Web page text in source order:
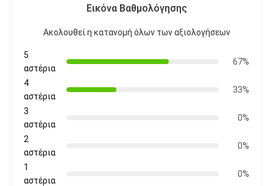
Επανατοποθετήσιμη κλειδαριά συνδυασμού
Εικόνα Βαθμολόγησης
Ακολουθεί η κατανομή όλων των αξιολογήσεων
5
αστέρια
67%
4
αστέρια
33%
3
αστέρια
0%
2
αστέρια
0%
1
αστέρια
0%